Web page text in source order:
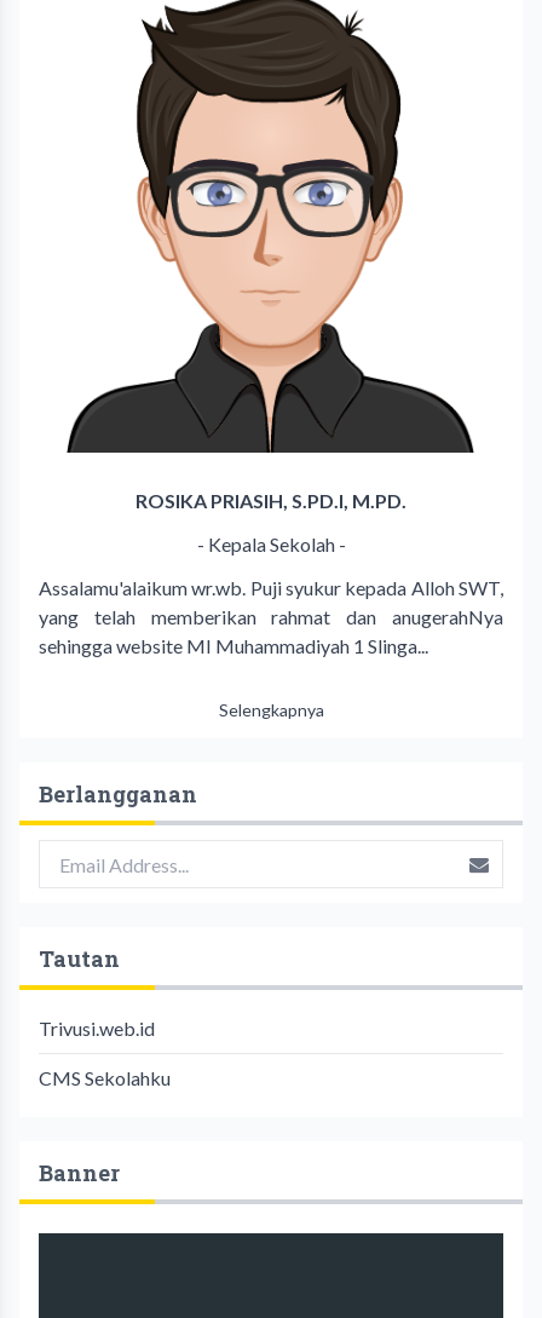
ROSIKA PRIASIH, S.PD.I, M.PD.
- Kepala Sekolah -
Assalamu'alaikum wr.wb. Puji syukur kepada Alloh SWT,
yang telah memberikan rahmat dan anugerahNya
sehingga website MI Muhammadiyah 1 Slinga...
Selengkapnya
Berlangganan
Tautan
Trivusi.web.id
CMS Sekolahku
Banner